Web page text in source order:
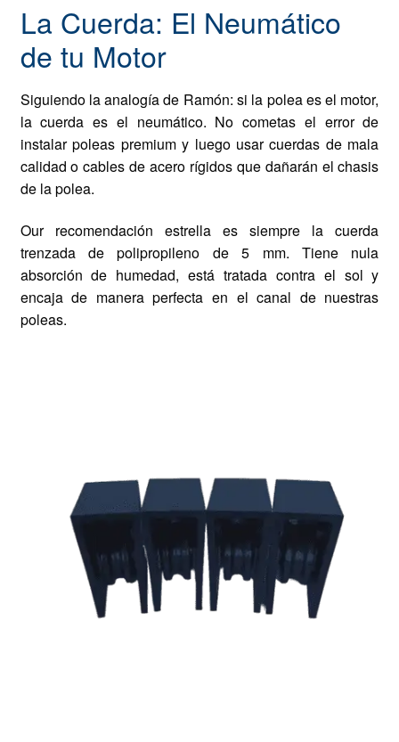
La Cuerda: El Neumático
de tu Motor
Siguiendo la analogía de Ramón: si la polea es el motor,
la cuerda es el neumático. No cometas el error de
instalar poleas premium y luego usar cuerdas de mala
calidad o cables de acero rígidos que dañarán el chasis
de la polea.
Our recomendación estrella es siempre la cuerda
trenzada de polipropileno de 5 mm. Tiene nula
absorción de humedad, está tratada contra el sol y
encaja de manera perfecta en el canal de nuestras
poleas.